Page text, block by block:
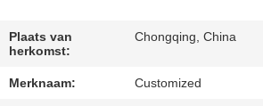
Plaats van
herkomst:
Chongqing, China
Merknaam: Customized